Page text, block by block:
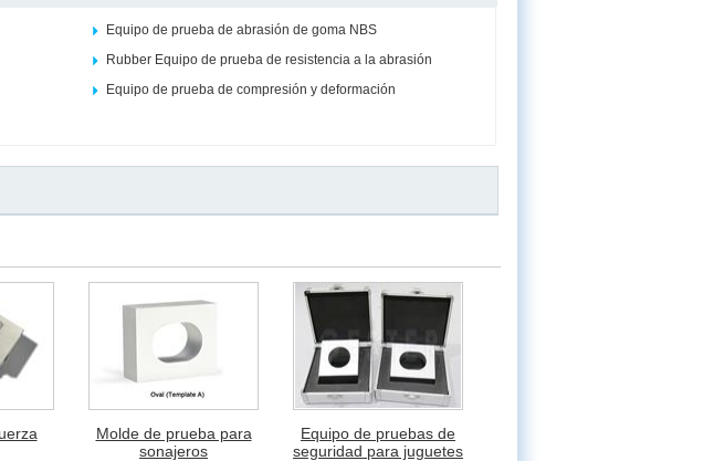
Equipo de prueba de abrasión de goma NBS
Rubber Equipo de prueba de resistencia a la abrasión
Equipo de prueba de compresión y deformación
Molde de prueba para
sonajeros
Equipo de pruebas de
seguridad para juguetes